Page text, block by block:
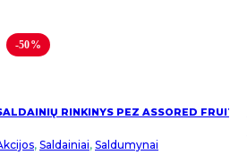
-50%
RINKINYS PEZ ASSORED FRUIT
, Saldainiai, Saldumynai